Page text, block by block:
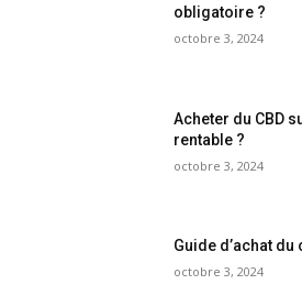
obligatoire ?
octobre 3, 2024
Acheter du CBD
rentable ?
octobre 3, 2024
Guide d’achat
octobre 3, 2024